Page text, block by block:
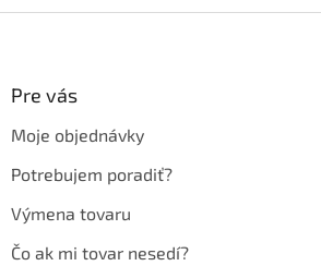
Pre vás
Moje objednávky
Potrebujem poradiť?
Výmena tovaru
Čo ak mi tovar nesedí?